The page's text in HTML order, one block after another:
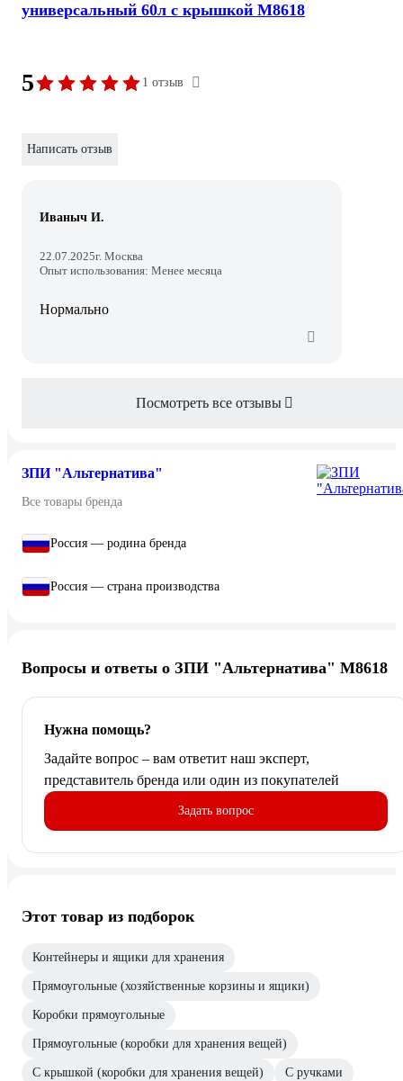
универсальный 60л с крышкой М8618
5 1 отзыв
Написать отзыв
Иваныч И.
22.07.2025г. Москва
Опыт использования: Менее месяца
Нормально
Посмотреть все отзывы
ЗПИ "Альтернатива"
Все товары бренда
Россия — родина бренда
Россия — страна производства
Вопросы и ответы о ЗПИ "Альтернатива" М8618
Нужна помощь?
Задайте вопрос – вам ответит наш эксперт,
представитель бренда или один из покупателей
Задать вопрос
Этот товар из подборок
Контейнеры и ящики для хранения
Прямоугольные (хозяйственные корзины и ящики)
Коробки прямоугольные
Прямоугольные (коробки для хранения вещей)
С крышкой (коробки для хранения вещей) С ручками